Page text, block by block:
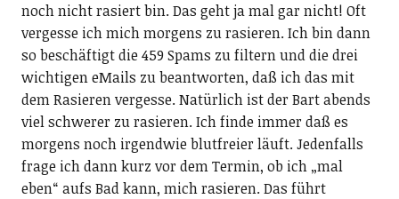
noch nicht rasiert bin. Das geht ja mal gar nicht! Oft
vergesse ich mich morgens zu rasieren. Ich bin dann
so beschäftigt die 459 Spams zu filtern und die drei
wichtigen eMails zu beantworten, daß ich das mit
dem Rasieren vergesse. Natürlich ist der Bart abends
viel schwerer zu rasieren. Ich finde immer daß es
morgens noch irgendwie blutfreier läuft. Jedenfalls
frage ich dann kurz vor dem Termin, ob ich „mal
eben“ aufs Bad kann, mich rasieren. Das führt